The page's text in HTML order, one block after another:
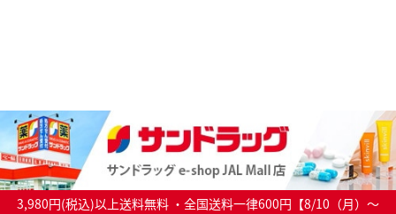
3,980円(税込)以上送料無料 ・全国送料一律600円【8/10（月）～